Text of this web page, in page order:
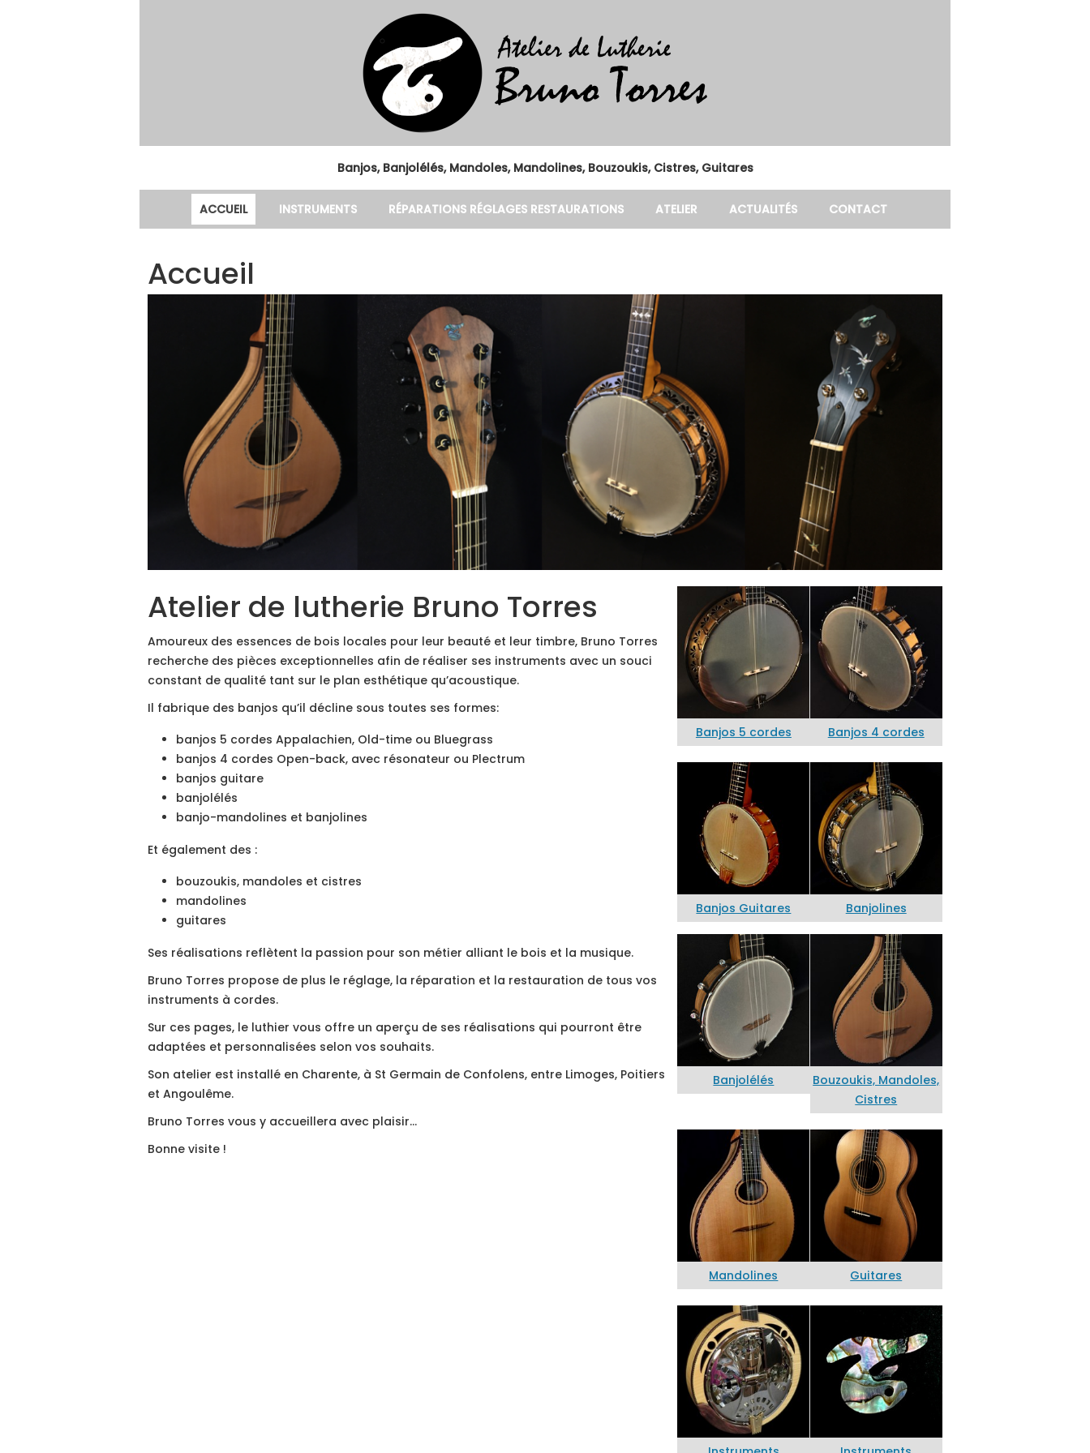
Banjos, Banjolélés, Mandoles, Mandolines, Bouzoukis, Cistres, Guitares
ACCUEIL INSTRUMENTS RÉPARATIONS RÉGLAGES RESTAURATIONS ATELIER ACTUALITÉS CONTACT
Accueil
Atelier de lutherie Bruno Torres
Amoureux des essences de bois locales pour leur beauté et leur timbre, Bruno Torres
recherche des pièces exceptionnelles afin de réaliser ses instruments avec un souci
constant de qualité tant sur le plan esthétique qu’acoustique.
Il fabrique des banjos qu’il décline sous toutes ses formes:
banjos 5 cordes Appalachien, Old-time ou Bluegrass
banjos 4 cordes Open-back, avec résonateur ou Plectrum
banjos guitare
banjolélés
banjo-mandolines et banjolines
Et également des :
bouzoukis, mandoles et cistres
mandolines
guitares
Ses réalisations reflètent la passion pour son métier alliant le bois et la musique.
Bruno Torres propose de plus le réglage, la réparation et la restauration de tous vos
instruments à cordes.
Sur ces pages, le luthier vous offre un aperçu de ses réalisations qui pourront être
adaptées et personnalisées selon vos souhaits.
Son atelier est installé en Charente, à St Germain de Confolens, entre Limoges, Poitiers
et Angoulême.
Bruno Torres vous y accueillera avec plaisir…
Bonne visite !
Banjos 5 cordes Banjos 4 cordes
Banjos Guitares Banjolines
Banjolélés
Bouzoukis, Mandoles,
Cistres
Mandolines Guitares